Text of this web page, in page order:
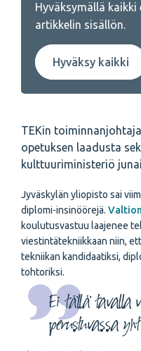
Hyväksymällä
artikkelin sisällön.
Hyväksy kaikki
TEKin
opetuksen laadusta
kulttuuriministeriö
Jyväskylän yliopisto sai
diplomi-insinöörejä.
koulutusvastuu laajenee
viestintätekniikkaan niin,
tekniikan kandidaatiksi,
tohtoriksi.
Ei tällä tavalla
perustuvassa